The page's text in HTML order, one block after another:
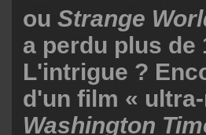
ou Strange
a perdu plus de
L'intrigue ?
d'un film «
Washington